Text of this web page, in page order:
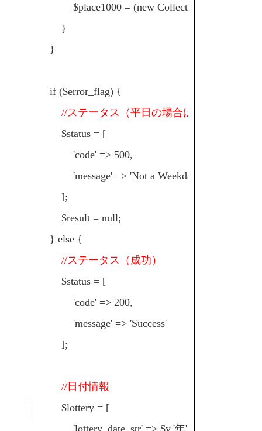
Copyright© 2023-2026
Friction River Software
All Rights Reserved.
$place1000 = (new Collection($result))-
}
}
if ($error_flag) {
//ステータス（平日の場合はエラー）
$status = [
'code' => 500,
'message' => 'Not a Weekday'
];
$result = null;
} else {
//ステータス（成功）
$status = [
'code' => 200,
'message' => 'Success'
];
//日付情報
$lottery = [
'lottery_date_str' => $y.'年'.$m.'月'.$d.'日',